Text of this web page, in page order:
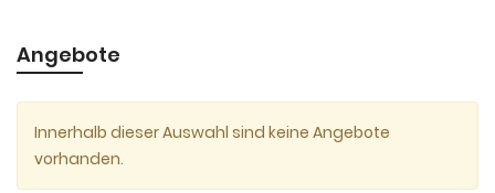
Angebote
Innerhalb dieser Auswahl sind keine Angebote
vorhanden.